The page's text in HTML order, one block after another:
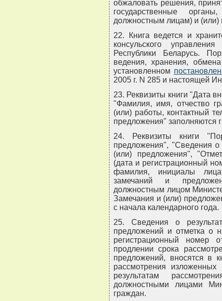
обжаловать решения,
государственные
должностным лицам) и (или)
22. Книга ведется и
консульского
Республики Беларусь.
ведения, хранения,
установленном
2005 г. N 285 и настоящей
23. Реквизиты книги "Дата
"Фамилия, имя, отчество
(или) работы, контактный
предложения" заполняются
24. Реквизиты книги
предложения", "Сведения о
(или) предложения",
(дата и регистрационный
фамилия, инициалы
замечаний и
должностным лицом
Замечания и (или)
с начала календарного года.
25. Сведения о
предложений и отметка о
регистрационный номер
продлении срока
предложений, вносятся в
рассмотрения
результатам
должностными лицами
граждан.